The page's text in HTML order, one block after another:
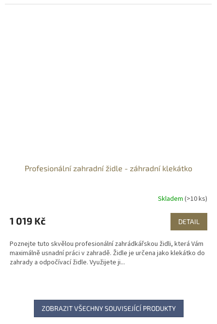
Profesionální zahradní židle - záhradní klekátko
Skladem (>10 ks)
1 019 Kč DETAIL
Poznejte tuto skvělou profesionální zahrádkářskou židli, která Vám
maximálně usnadní práci v zahradě. Židle je určena jako klekátko do
zahrady a odpočívací židle. Využijete ji...
ZOBRAZIT VŠECHNY SOUVISEJÍCÍ PRODUKTY